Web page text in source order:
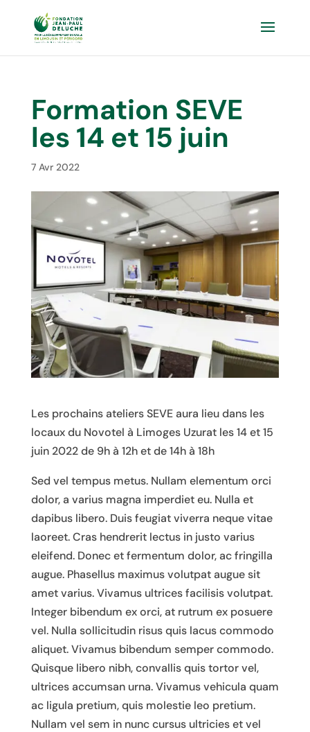
Formation SEVE
les 14 et 15 juin
7 Avr 2022
Les prochains ateliers SEVE aura lieu dans les
locaux du Novotel à Limoges Uzurat les 14 et 15
juin 2022 de 9h à 12h et de 14h à 18h
Sed vel tempus metus. Nullam elementum orci
dolor, a varius magna imperdiet eu. Nulla et
dapibus libero. Duis feugiat viverra neque vitae
laoreet. Cras hendrerit lectus in justo varius
eleifend. Donec et fermentum dolor, ac fringilla
augue. Phasellus maximus volutpat augue sit
amet varius. Vivamus ultrices facilisis volutpat.
Integer bibendum ex orci, at rutrum ex posuere
vel. Nulla sollicitudin risus quis lacus commodo
aliquet. Vivamus bibendum semper commodo.
Quisque libero nibh, convallis quis tortor vel,
ultrices accumsan urna. Vivamus vehicula quam
ac ligula pretium, quis molestie leo pretium.
Nullam vel sem in nunc cursus ultricies et vel